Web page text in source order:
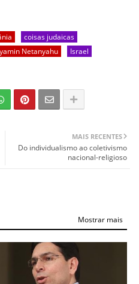
coisas judaicas
Netanyahu
Israel
MAIS RECENTES
Do individualismo ao coletivismo
nacional-religioso
Mostrar mais